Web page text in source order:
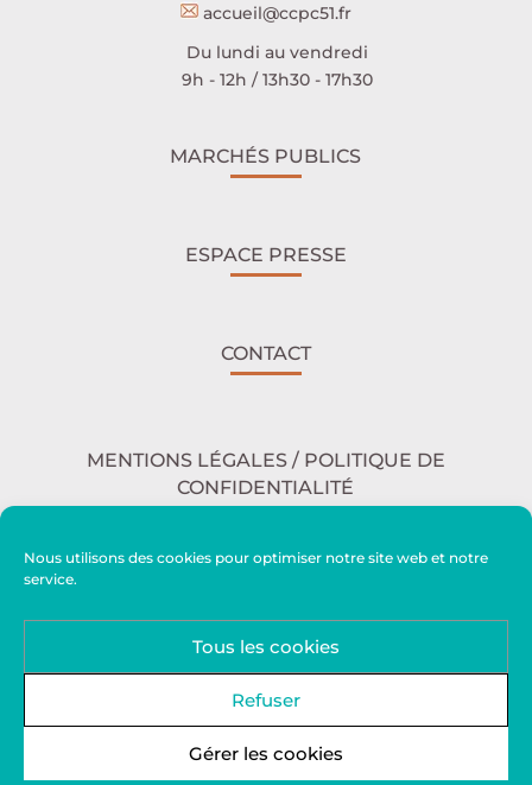
Nous utilisons des cookies pour optimiser notre site web et notre
service.
Tous les cookies
Refuser
Gérer les cookies
accueil@ccpc51.fr
Du lundi au vendredi
9h - 12h / 13h30 - 17h30
MARCHÉS PUBLICS
ESPACE PRESSE
CONTACT
MENTIONS LÉGALES / POLITIQUE DE
CONFIDENTIALITÉ